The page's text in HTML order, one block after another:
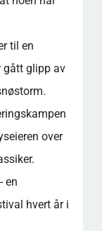
til en
gått glipp av
over
en
hvert år i